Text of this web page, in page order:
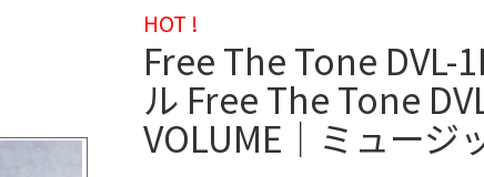
HOT !
Free The Tone DVL-
ル Free The Tone
VOLUME｜ミュージ